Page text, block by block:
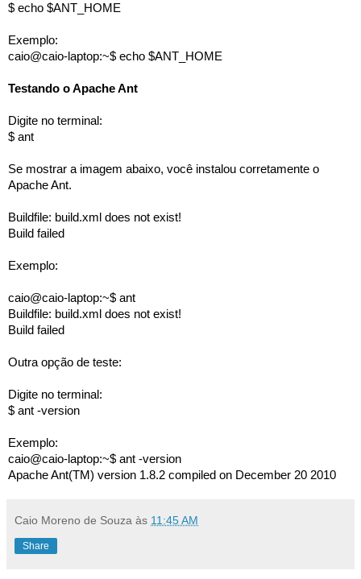
$ echo $ANT_HOME
Exemplo:
caio@caio-laptop:~$ echo $ANT_HOME
Testando o Apache Ant
Digite no terminal:
$ ant
Se mostrar a imagem abaixo, você instalou corretamente o
Apache Ant.
Buildfile: build.xml does not exist!
Build failed
Exemplo:
caio@caio-laptop:~$ ant
Buildfile: build.xml does not exist!
Build failed
Outra opção de teste:
Digite no terminal:
$ ant -version
Exemplo:
caio@caio-laptop:~$ ant -version
Apache Ant(TM) version 1.8.2 compiled on December 20 2010
Caio Moreno de Souza às 11:45 AM
Share